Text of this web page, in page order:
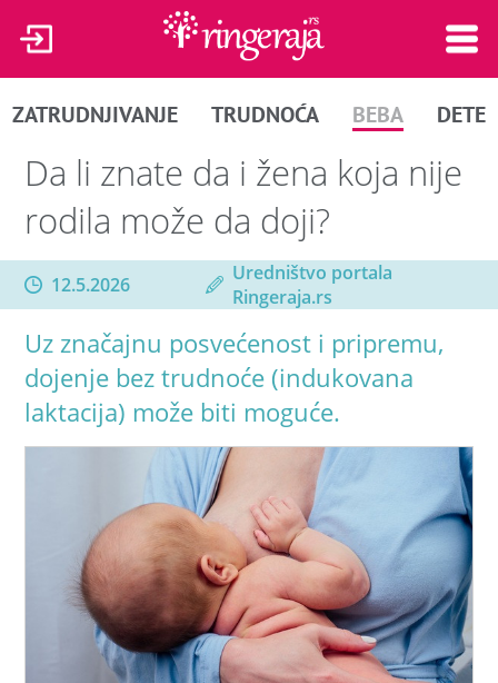
ZATRUDNJIVANJE TRUDNOĆA BEBA DETE
Da li znate da i žena koja nije
rodila može da doji?
12.5.2026
Uredništvo portala
Ringeraja.rs
Uz značajnu posvećenost i pripremu,
dojenje bez trudnoće (indukovana
laktacija) može biti moguće.